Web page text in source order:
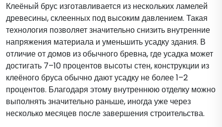
Клеёный брус изготавливается из нескольких ламелей
древесины, склеенных под высоким давлением. Такая
технология позволяет значительно снизить внутренние
напряжения материала и уменьшить усадку здания. В
отличие от домов из обычного бревна, где усадка может
достигать 7–10 процентов высоты стен, конструкции из
клеёного бруса обычно дают усадку не более 1–2
процентов. Благодаря этому внутреннюю отделку можно
выполнять значительно раньше, иногда уже через
несколько месяцев после завершения строительства.